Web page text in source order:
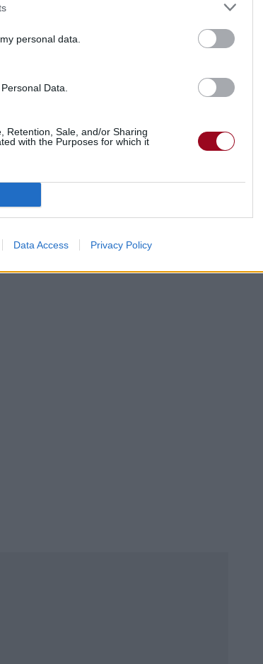
personal data.
Data.
Retention, Sale, and/or Sharing
with the Purposes for which it
Data Access Privacy Policy